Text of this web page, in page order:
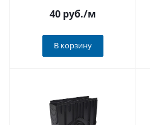
40 руб./м
В корзину